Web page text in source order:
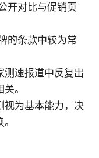
开对比与促销页
的条款中较为常
测速报道中反复出
。
视为基本能力，决